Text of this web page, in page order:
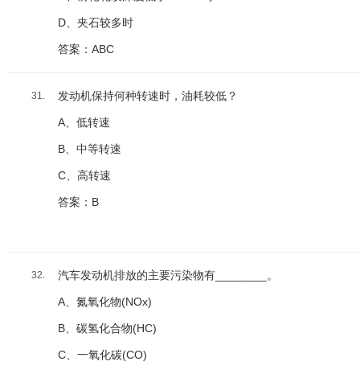
D、夹石较多时
答案：ABC
31. 发动机保持何种转速时，油耗较低？
A、低转速
B、中等转速
C、高转速
答案：B
32. 汽车发动机排放的主要污染物有________。
A、氮氧化物(NOx)
B、碳氢化合物(HC)
C、一氧化碳(CO)